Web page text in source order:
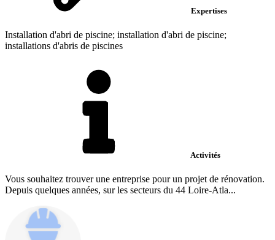
Expertises
Installation d'abri de piscine; installation d'abri de piscine;
installations d'abris de piscines
Activités
Vous souhaitez trouver une entreprise pour un projet de rénovation.
Depuis quelques années, sur les secteurs du 44 Loire-Atla...